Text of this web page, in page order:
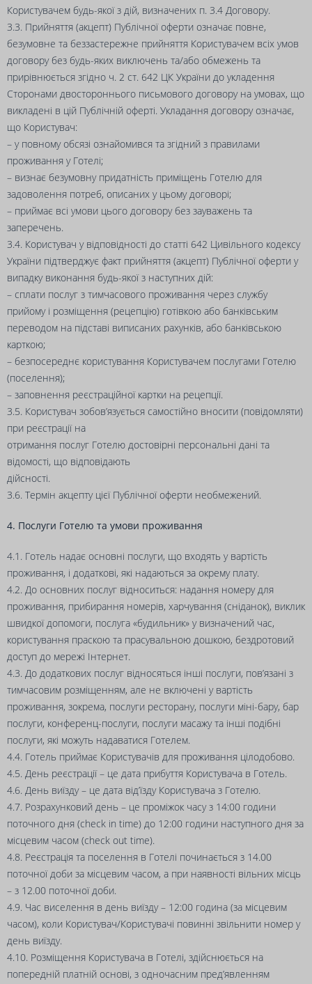
Користувачем будь-якої з дій, визначених п. 3.4 Договору.
3.3. Прийняття (акцепт) Публічної оферти означає повне,
безумовне та беззастережне прийняття Користувачем всіх умов
договору без будь-яких виключень та/або обмежень та
прирівнюється згідно ч. 2 ст. 642 ЦК України до укладення
Сторонами двостороннього письмового договору на умовах, що
викладені в цій Публічній оферті. Укладання договору означає,
що Користувач:
– у повному обсязі ознайомився та згідний з правилами
проживання у Готелі;
– визнає безумовну придатність приміщень Готелю для
задоволення потреб, описаних у цьому договорі;
– приймає всі умови цього договору без зауважень та
заперечень.
3.4. Користувач у відповідності до статті 642 Цивільного кодексу
України підтверджує факт прийняття (акцепт) Публічної оферти у
випадку виконання будь-якої з наступних дій:
– сплати послуг з тимчасового проживання через службу
прийому і розміщення (рецепцію) готівкою або банківським
переводом на підставі виписаних рахунків, або банківською
карткою;
– безпосереднє користування Користувачем послугами Готелю
(поселення);
– заповнення реєстраційної картки на рецепції.
3.5. Користувач зобов’язується самостійно вносити (повідомляти)
при реєстрації на
отримання послуг Готелю достовірні персональні дані та
відомості, що відповідають
дійсності.
3.6. Термін акцепту цієї Публічної оферти необмежений.
4. Послуги Готелю та умови проживання
4.1. Готель надає основні послуги, що входять у вартість
проживання, і додаткові, які надаються за окрему плату.
4.2. До основних послуг відноситься: надання номеру для
проживання, прибирання номерів, харчування (сніданок), виклик
швидкої допомоги, послуга «будильник» у визначений час,
користування праскою та прасувальною дошкою, бездротовий
доступ до мережі Інтернет.
4.3. До додаткових послуг відносяться інші послуги, пов’язані з
тимчасовим розміщенням, але не включені у вартість
проживання, зокрема, послуги ресторану, послуги міні-бару, бар
послуги, конференц-послуги, послуги масажу та інші подібні
послуги, які можуть надаватися Готелем.
4.4. Готель приймає Користувачів для проживання цілодобово.
4.5. День реєстрації – це дата прибуття Користувача в Готель.
4.6. День виїзду – це дата від’їзду Користувача з Готелю.
4.7. Розрахунковий день – це проміжок часу з 14:00 години
поточного дня (check in time) до 12:00 години наступного дня за
місцевим часом (check out time).
4.8. Реєстрація та поселення в Готелі починається з 14.00
поточної доби за місцевим часом, а при наявності вільних місць
– з 12.00 поточної доби.
4.9. Час виселення в день виїзду – 12:00 година (за місцевим
часом), коли Користувач/Користувачі повинні звільнити номер у
день виїзду.
4.10. Розміщення Користувача в Готелі, здійснюється на
попередній платній основі, з одночасним пред’явленням